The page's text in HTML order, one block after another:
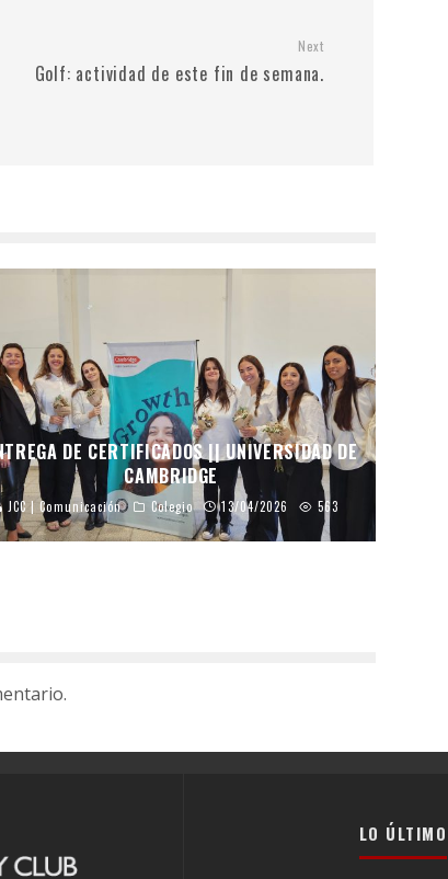
Next
Golf: actividad de este fin de semana.
DE CERTIFICADOS || UNIVERSIDAD DE
CAMBRIDGE
JCC | Comunicación Colegio 13/04/2026 563
LO ÚLTIMO